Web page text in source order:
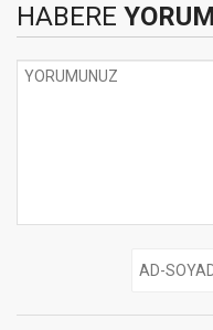
HABERE